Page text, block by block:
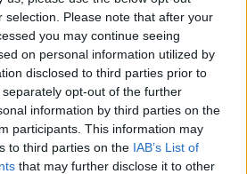
selection. Please note that after your
you may continue seeing
on personal information utilized by
disclosed to third parties prior to
opt-out of the further
information by third parties on the
participants. This information may
to third parties on the IAB’s List of
that may further disclose it to other
considerada decisiva por 70%
o estudo aponta três
reforçar a transparência na
a rapidez na resolução de
os serviços digitais,